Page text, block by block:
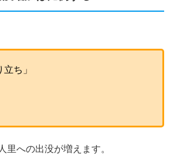
ち」
里への出没が増えます。